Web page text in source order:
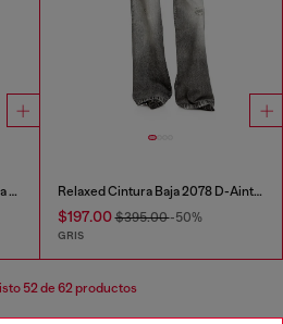
Vaqueros Regular Cintura Media D-Heel Relaxed Cintura Baja 2078 D-Ainty Joggjeans®
$197.00$395.00-50%
GRIS
52de 62 productos